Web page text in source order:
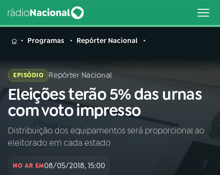
MENU
Buscar
na
Rádio
Nacional
Buscar
AO VIVO
Programas Repórter Nacional
EPISÓDIO Repórter Nacional
Eleições terão 5% das urnas
com voto impresso
Distribuição dos equipamentos será proporcional ao
eleitorado em cada estado
NO AR EM08/05/2018, 15:00